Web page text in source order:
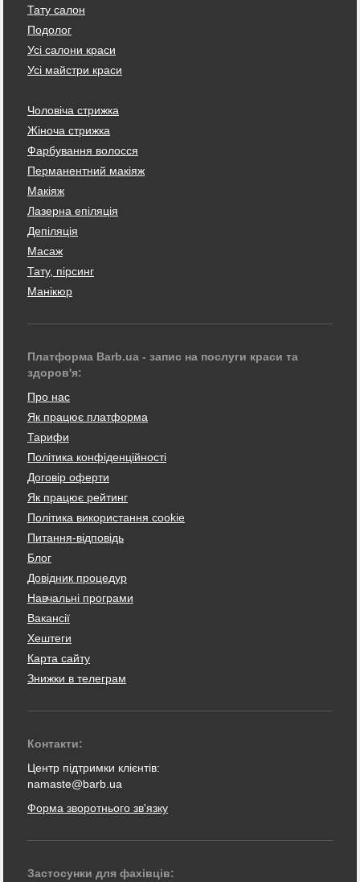
Тату салон
Подолог
Усі салони краси
Усі майстри краси
Чоловіча стрижка
Жіноча стрижка
Фарбування волосся
Перманентний макіяж
Макіяж
Лазерна епіляція
Депіляція
Масаж
Тату, пірсинг
Манікюр
Платформа Barb.ua - запис на послуги краси та
здоров'я:
Про нас
Як працює платформа
Тарифи
Політика конфіденційності
Договір оферти
Як працює рейтинг
Політика використання cookie
Питання-відповідь
Блог
Довідник процедур
Навчальні програми
Вакансії
Хештеги
Карта сайту
Знижки в телеграм
Контакти:
Центр підтримки клієнтів:
namaste@barb.ua
Форма зворотнього зв'язку
Застосунки для фахівців: